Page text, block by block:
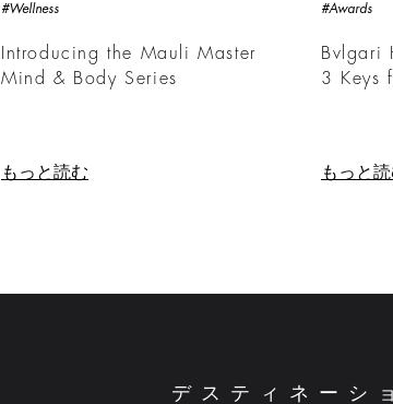
#Wellness
Introducing the Mauli Master
Mind & Body Series
もっと読む
#Awards
Bvlgari
3 Keys
もっと
デスティネーシ